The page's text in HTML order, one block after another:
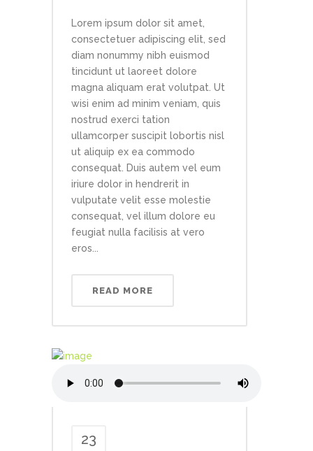
Lorem ipsum dolor sit amet,
consectetuer adipiscing elit, sed
diam nonummy nibh euismod
tincidunt ut laoreet dolore
magna aliquam erat volutpat. Ut
wisi enim ad minim veniam, quis
nostrud exerci tation
ullamcorper suscipit lobortis nisl
ut aliquip ex ea commodo
consequat. Duis autem vel eum
iriure dolor in hendrerit in
vulputate velit esse molestie
consequat, vel illum dolore eu
feugiat nulla facilisis at vero
eros...
READ MORE
23